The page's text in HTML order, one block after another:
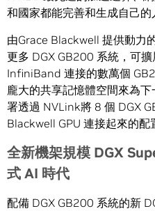
和國家都能完善和生成自己的
由Grace Blackwell 提供動力
更多 DGX GB200 系統，可
InfiniBand 連接的數萬個
龐大的共享記憶體空間來為
署透過 NVLink將 8 個 DGX
Blackwell GPU 連接起來的配
全新機架規模 DGX
式 AI 時代
配備 DGX GB200 系統的新